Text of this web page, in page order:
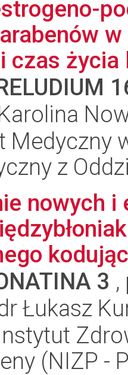
czas życia
Medyczny
z
nowych
3
Łukasz
(NIZP -